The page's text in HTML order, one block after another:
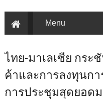
ไทย-มาเลเซีย กร
ค้าและการลงทุนก
การประชุมสุดยอดม